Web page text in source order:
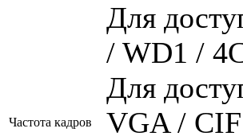
Частота кадров
Для
/ WD1 /
Для
VGA /